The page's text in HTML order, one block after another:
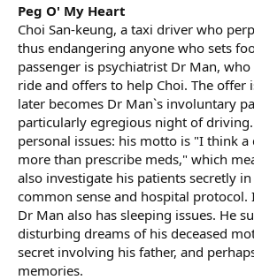
Peg O' My Heart
Choi San-keung, a taxi driver who
thus endangering anyone who sets
passenger is psychiatrist Dr Man,
ride and offers to help Choi. The offer
later becomes Dr Man`s involuntary
particularly egregious night of
personal issues: his motto is "I think
more than prescribe meds," which
also investigate his patients secretly
common sense and hospital protocol.
Dr Man also has sleeping issues. He
disturbing dreams of his deceased
secret involving his father, and
memories.